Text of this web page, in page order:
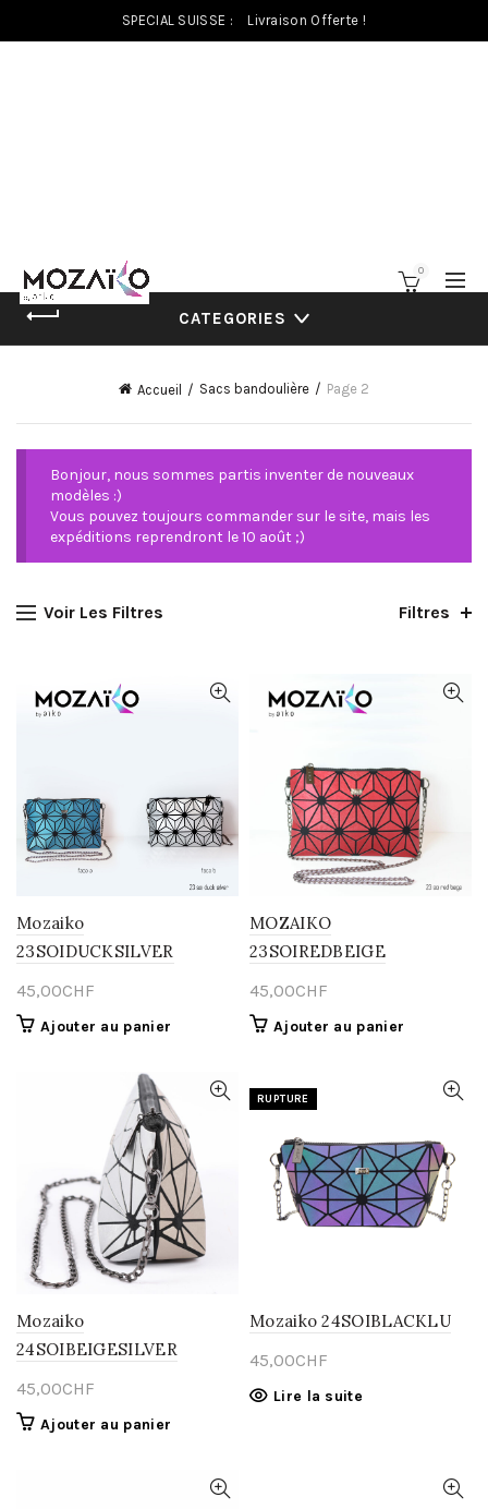
SPECIAL SUISSE : Livraison Offerte !
0
CATEGORIES
Accueil Sacs bandoulière Page 2
Bonjour, nous sommes partis inventer de nouveaux
modèles :)
Vous pouvez toujours commander sur le site, mais les
expéditions reprendront le 10 août ;)
Voir Les Filtres Filtres
Mozaiko
23SOIDUCKSILVER
45,00CHF
Ajouter au panier
MOZAIKO
23SOIREDBEIGE
45,00CHF
Ajouter au panier
Mozaiko
24SOIBEIGESILVER
45,00CHF
Ajouter au panier
RUPTURE
Mozaiko 24SOIBLACKLU
45,00CHF
Lire la suite